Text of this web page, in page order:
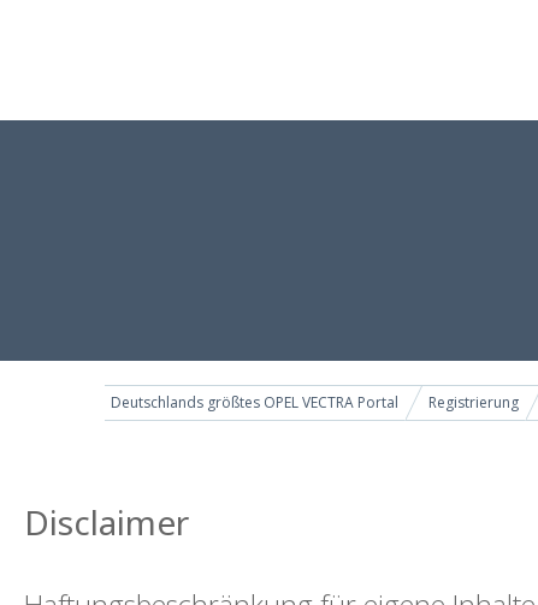
Deutschlands größtes OPEL VECTRA Portal Registrierung
Disclaimer